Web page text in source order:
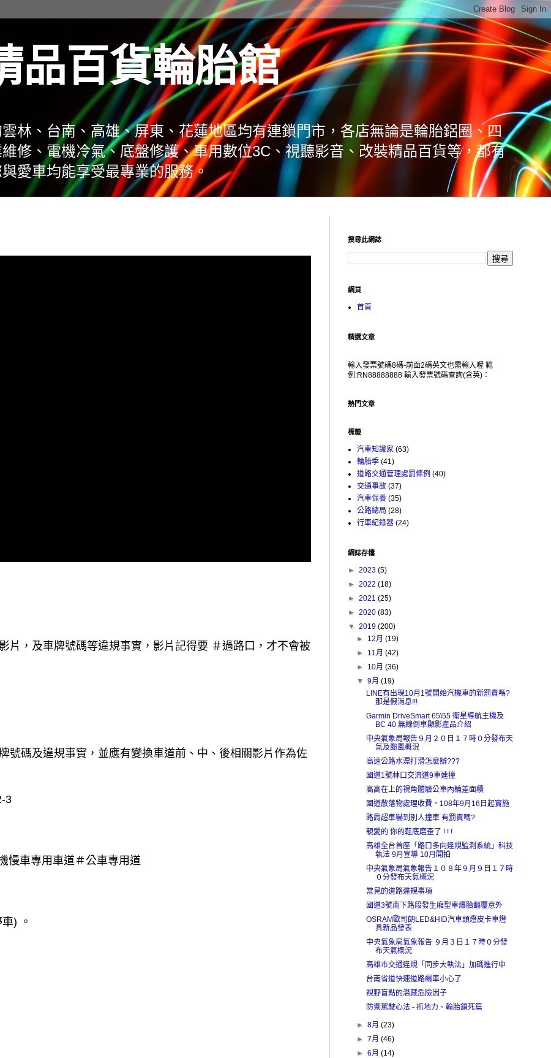
品百貨輪胎館
林、台南、高雄、屏東、花蓮地區均有連鎖門市，各店無論是輪胎鋁圈、四
修、電機冷氣、底盤修護、車用數位3C、視聽影音、改裝精品百貨等，都有
愛車均能享受最專業的服務。
片，及車牌號碼等違規事實，影片記得要 ＃過路口，才不會被
號碼及違規事實，並應有變換車道前、中、後相關影片作為佐
3
慢車專用車道＃公車專用道
) 。
搜尋此網誌
網頁
首頁
精選文章
輸入發票號碼8碼-前面2碼英文也需輸入喔 範
例:RN88888888 輸入發票號碼查詢(含英)：
熱門文章
標籤
汽車知識家 (63)
輪胎季 (41)
道路交通管理處罰條例 (40)
交通事故 (37)
汽車保養 (35)
公路總局 (28)
行車紀錄器 (24)
網誌存檔
► 2023 (5)
► 2022 (18)
► 2021 (25)
► 2020 (83)
▼ 2019 (200)
► 12月(19)
► 11月(42)
► 10月(36)
▼9月(19)
LINE有出現10月1號開始汽機車的新罰責嗎?
那是假消息!!!
Garmin DriveSmart 65\55 衛星導航主機及
BC 40 無線倒車顯影產品介紹
中央氣象局報告９月２０日１７時０分發布天
氣及颱風概況
高速公路水漂打滑怎麼辦???
國道1號林口交流道9車連撞
高高在上的視角體驗公車內輪差面積
國道散落物處理收費，108年9月16日起實施
路肩超車嚇到別人撞車 有罰責嗎?
親愛的 你的鞋底磨歪了 ! ! !
高雄全台首座「路口多向違規監測系統」科技
執法 9月宣導 10月開拍
中央氣象局氣象報告１０８年９月９日１７時
０分發布天氣概況
常見的道路違規事項
國道3號南下路段發生廂型車爆胎翻覆意外
OSRAM歐司朗LED&HID汽車頭燈皮卡車燈
具新品發表
中央氣象局氣象報告 ９月３日１７時０分發
布天氣概況
高雄市交通違規「同步大執法」加碼進行中
台南省道快速道路飆車小心了
視野盲點的潛藏危險因子
防禦駕駛心法 - 抓地力、輪胎鎖死篇
►8月(23)
►7月(46)
►6月(14)